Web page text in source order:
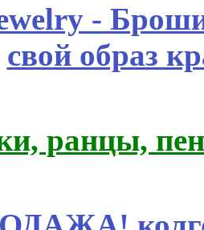
-
свой образ
ранцы,